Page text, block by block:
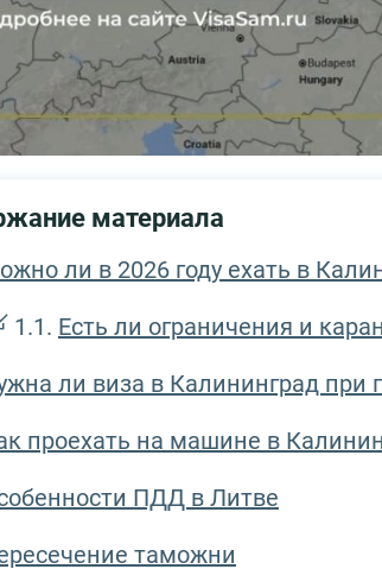
материала
ли в 2026 году ехать в
Есть ли ограничения и
ли виза в Калининград при
проехать на машине в
ПДД в Литве
таможни